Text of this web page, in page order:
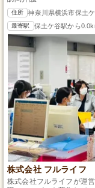
住所 神奈川県横浜市保土
最寄駅 保土ケ谷駅から
株式会社 フルライフ
株式会社フルライフが運